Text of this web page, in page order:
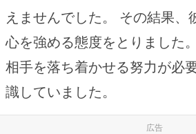
えませんでした。 その結果、
心を強める態度をとりました
相手を落ち着かせる努力が必
識していました。
広告